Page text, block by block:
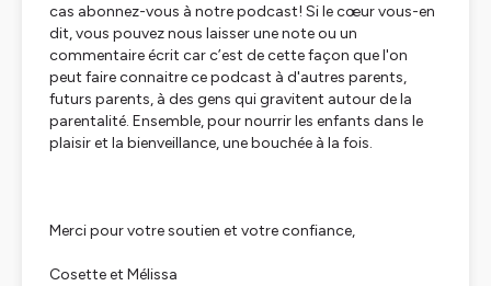
cas abonnez-vous à notre podcast! Si le cœur vous-en
dit, vous pouvez nous laisser une note ou un
commentaire écrit car c’est de cette façon que l'on
peut faire connaitre ce podcast à d'autres parents,
futurs parents, à des gens qui gravitent autour de la
parentalité. Ensemble, pour nourrir les enfants dans le
plaisir et la bienveillance, une bouchée à la fois.
Merci pour votre soutien et votre confiance,
Cosette et Mélissa